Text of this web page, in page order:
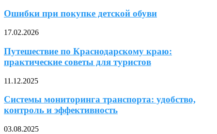
Ошибки при покупке детской обуви
17.02.2026
Путешествие по Краснодарскому краю:
практические советы для туристов
11.12.2025
Системы мониторинга транспорта: удобство,
контроль и эффективность
03.08.2025